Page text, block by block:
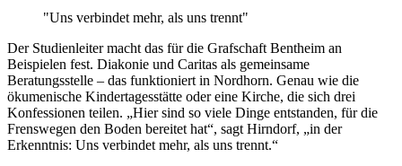
"Uns verbindet mehr, als uns trennt"
Der Studienleiter macht das für die Grafschaft Bentheim an
Beispielen fest. Diakonie und Caritas als gemeinsame
Beratungsstelle – das funktioniert in Nordhorn. Genau wie die
ökumenische Kindertagesstätte oder eine Kirche, die sich drei
Konfessionen teilen. „Hier sind so viele Dinge entstanden, für die
Frenswegen den Boden bereitet hat“, sagt Hirndorf, „in der
Erkenntnis: Uns verbindet mehr, als uns trennt.“